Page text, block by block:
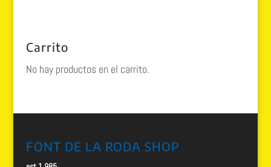
Carrito
No hay productos en el carrito.
FONT DE LA RODA SHOP